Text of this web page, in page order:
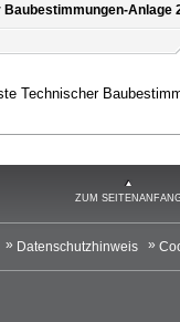
Anlage
Technischer
ZUM
Datenschutzhinweis